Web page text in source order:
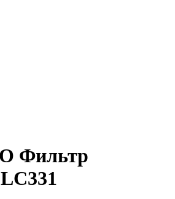
Фильтр